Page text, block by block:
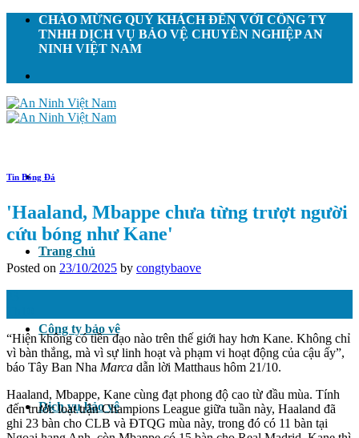
Skip
content
CHÀO MỪNG QUÝ KHÁCH ĐẾN VỚI CÔNG TY
TNHH DỊCH VỤ BẢO VỆ CHUYÊN NGHIỆP AN
NINH VIỆT NAM
Trang chủ
Công ty bảo vệ
Dịch vụ bảo vệ
Tin Bóng Đá
'Haaland, Mbappe chưa từng trượt người
cứu bóng như Kane'
Posted on 23/10/2025 by congtybaove
“Hiện không có tiền đạo nào trên thế giới hay hơn Kane. Không chỉ
vì bàn thắng, mà vì sự linh hoạt và phạm vi hoạt động của cậu ấy”,
báo Tây Ban Nha Marca dẫn lời Matthaus hôm 21/10.
Haaland, Mbappe, Kane cùng đạt phong độ cao từ đầu mùa. Tính
đến trước loạt trận Champions League giữa tuần này, Haaland đã
ghi 23 bàn cho CLB và ĐTQG mùa này, trong đó có 11 bàn tại